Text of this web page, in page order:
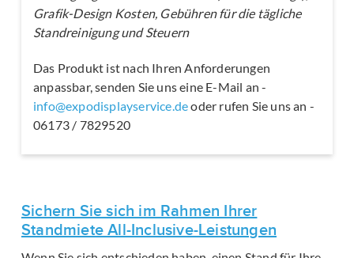
Grafik-Design Kosten, Gebühren für die tägliche
Standreinigung und Steuern
Das Produkt ist nach Ihren Anforderungen
anpassbar, senden Sie uns eine E-Mail an -
info@expodisplayservice.deoder rufen Sie uns an -
06173 / 7829520
Sichern Sie sich im Rahmen Ihrer
Standmiete All-Inclusive-Leistungen